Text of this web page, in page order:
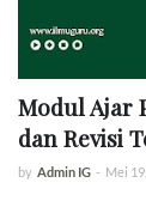
Modul Ajar
dan Revisi
by Admin IG - Mei